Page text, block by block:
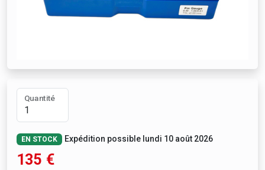
Quantité
EN STOCK Expédition possible lundi 10 août 2026
135 €